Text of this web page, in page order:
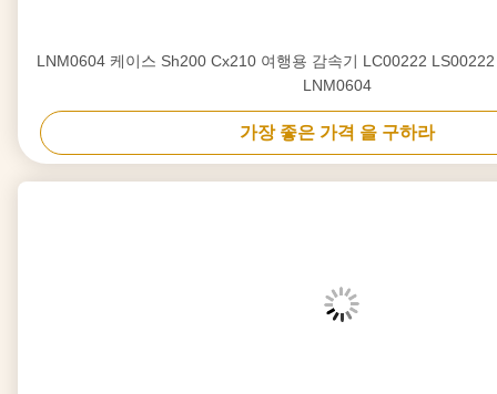
LNM0604 케이스 Sh200 Cx210 여행용 감속기 LC00222
LNM0604
가장 좋은 가격 을 구하라